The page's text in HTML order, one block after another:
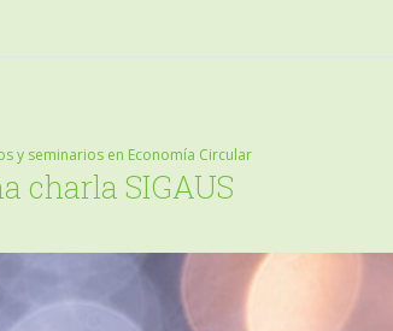
y seminarios en Economía Circular
charla SIGAUS